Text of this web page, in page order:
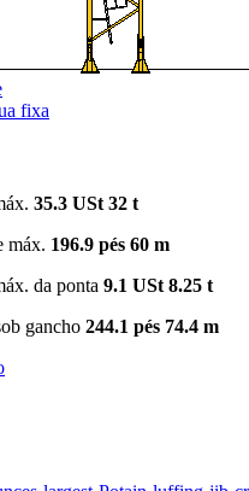
fixa
35.3 USt 32 t
máx. 196.9 pés 60 m
da ponta 9.1 USt 8.25 t
gancho 244.1 pés 74.4 m